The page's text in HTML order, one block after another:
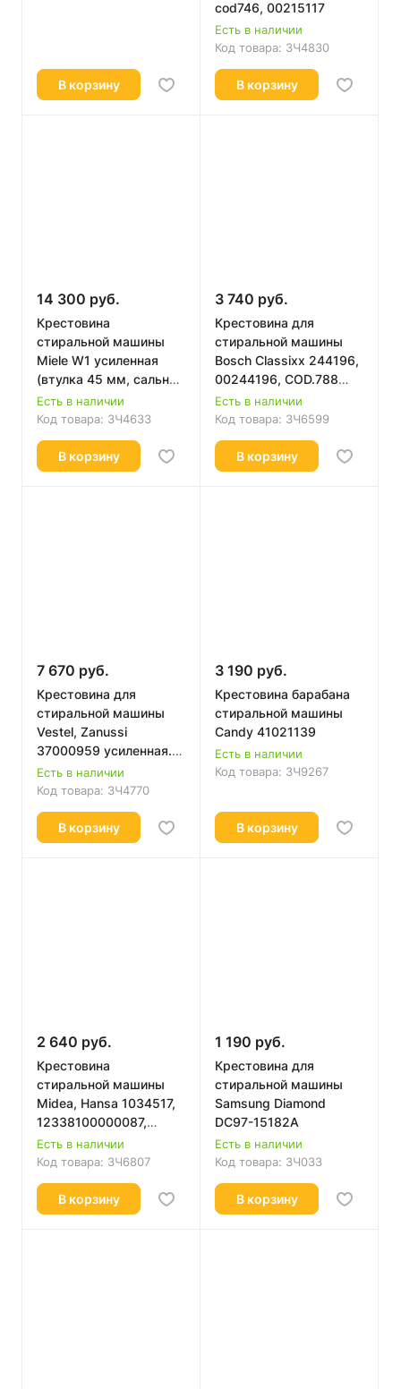
В корзину
cod746, 00215117
Есть в наличии
Код товара: ЗЧ4830
В корзину
14 300 руб.
Крестовина
стиральной машины
Miele W1 усиленная
(втулка 45 мм, сальник
45x85)
Есть в наличии
Код товара: ЗЧ4633
В корзину
3 740 руб.
Крестовина для
стиральной машины
Bosch Classixx 244196,
00244196, COD.788
Италия
Есть в наличии
Код товара: ЗЧ6599
В корзину
7 670 руб.
Крестовина для
стиральной машины
Vestel, Zanussi
37000959 усиленная.
20608497, 20785791
Есть в наличии
Код товара: ЗЧ4770
В корзину
3 190 руб.
Крестовина барабана
стиральной машины
Candy 41021139
Есть в наличии
Код товара: ЗЧ9267
В корзину
2 640 руб.
Крестовина
стиральной машины
Midea, Hansa 1034517,
12338100000087,
MFS50-10301-302
Есть в наличии
Код товара: ЗЧ6807
В корзину
1 190 руб.
Крестовина для
стиральной машины
Samsung Diamond
DC97-15182A
Есть в наличии
Код товара: ЗЧ033
В корзину